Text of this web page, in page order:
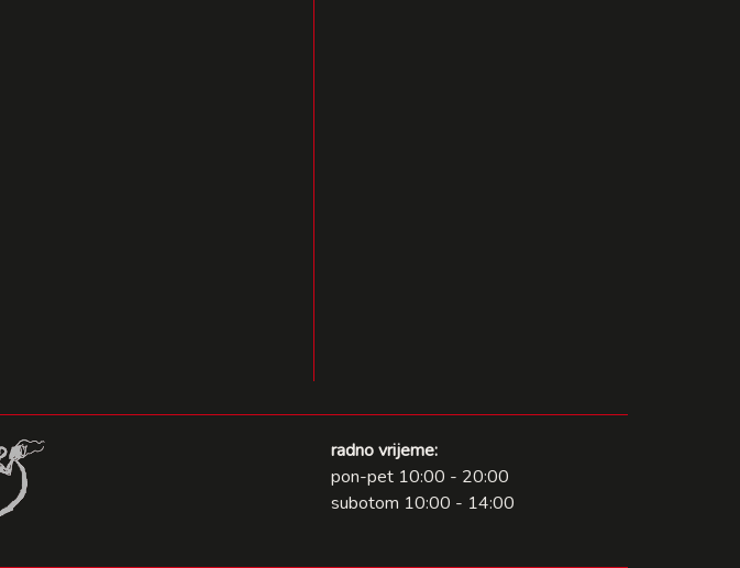
radno vrijeme:
pon-pet 10:00 - 20:00
subotom 10:00 - 14:00